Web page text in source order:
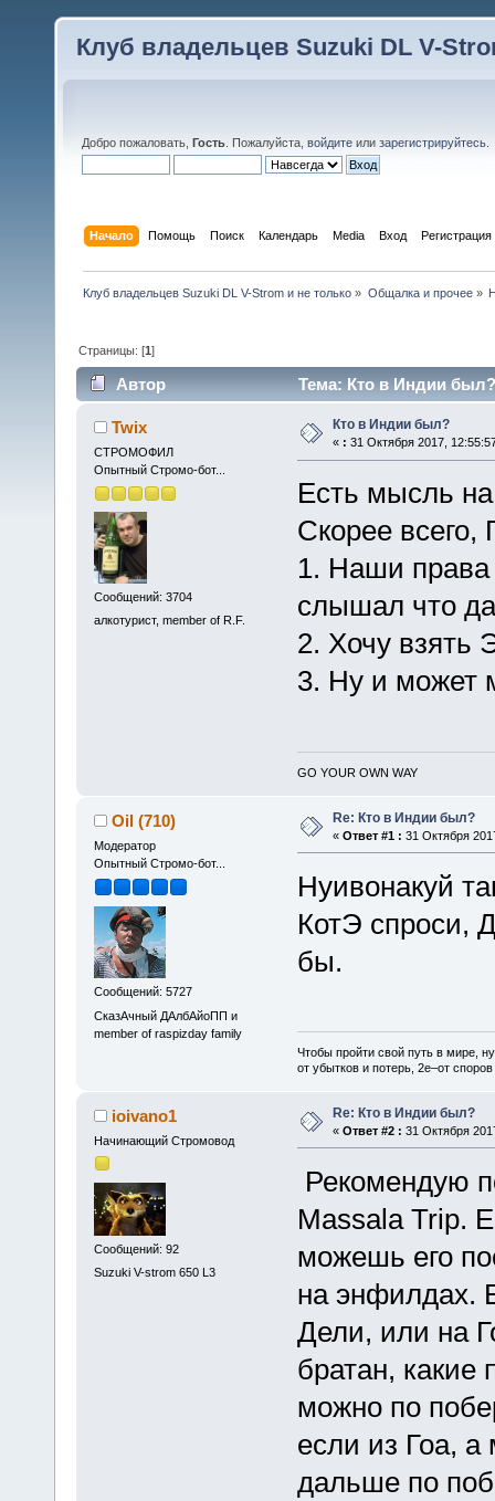
Клуб владельцев Suzuki DL V-
Добро пожаловать, Гость . Пожалуйста, войдите или зарегистрируйтесь
Начало Помощь Поиск Календарь Media Вход Регистрация
Клуб владельцев Suzuki DL V-Strom и не только » Общалка и прочее»
Страницы: [1]
Автор Тема: Кто в Индии
Twix
СТРОМОФИЛ
Опытный Стромо-бот...
Сообщений: 3704
алкотурист, member of R.F.
Кто в Индии был?
« : 31 Октября 2017,
Есть мысль
Скорее всего,
1. Наши права
слышал что
2. Хочу взять
3. Ну и может
GO YOUR OWN WAY
Oil (710)
Модератор
Опытный Стромо-бот...
Сообщений: 5727
СказАчный ДАлбАйоПП и
member of raspizday family
Re: Кто в Индии был?
« Ответ #1 : 31 Октября
Нуивонакуй
КотЭ спроси,
бы.
Чтобы пройти свой путь в мире,
от убытков и потерь, 2е–от
ioivano1
Начинающий Стромовод
Сообщений: 92
Suzuki V-strom 650 L3
Re: Кто в Индии был?
« Ответ #2 : 31 Октября
Рекомендую
Massala Trip.
можешь его
на энфилдах.
Дели, или на
братан, какие
можно по
если из Гоа, а
дальше по